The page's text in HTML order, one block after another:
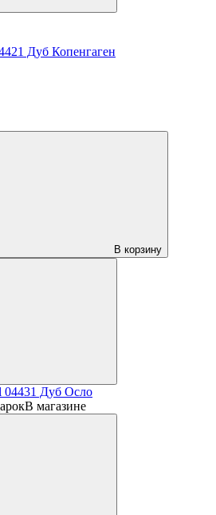
Дуб Копенгаген
В корзину
В магазине